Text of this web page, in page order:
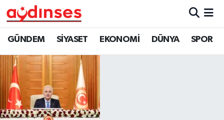
GÜNDEM SİYASET EKONOMİ DÜNYA SPOR
GÜNDEM
SİYASET
EKONOMİ
DÜNYA
Nöbetçi Eczaneler
Hava Durumu
Aydin Namaz Vakitleri
Trafik Durumu